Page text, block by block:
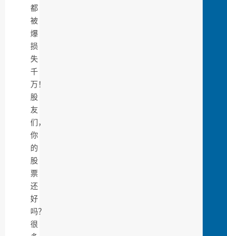
都
被
爆
损
失
千
万！
股
友
们，
你
的
股
票
还
好
吗？
很